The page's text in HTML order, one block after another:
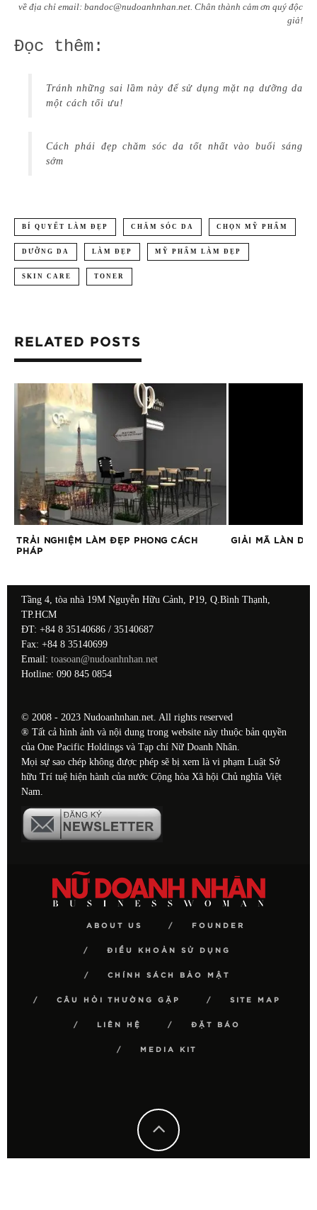
về địa chỉ email: bandoc@nudoanhnhan.net Chân thành cảm ơn quý độc
giả!
Đọc thêm:
Tránh những sai lầm này để sử dụng mặt nạ dưỡng da
một cách tối ưu!
Cách phái đẹp chăm sóc da tốt nhất vào buổi sáng
sớm
BÍ QUYẾT LÀM ĐẸP CHĂM SÓC DA CHỌN MỸ PHẨM
DƯỠNG DA LÀM ĐẸP MỸ PHẨM LÀM ĐẸP
SKIN CARE TONER
RELATED POSTS
TRẢI NGHIỆM LÀM ĐẸP PHONG CÁCH
PHÁP
GIẢI MÃ LÀN DA
Tầng 4, tòa nhà 19M Nguyễn Hữu Cảnh, P19, Q.Bình Thạnh,
TP.HCM
ĐT: +84 8 35140686 / 35140687
Fax: +84 8 35140699
Email: toasoan@nudoanhnhan.net
Hotline: 090 845 0854
© 2008 - 2023 Nudoanhnhan.net. All rights reserved
® Tất cả hình ảnh và nội dung trong website này thuộc bản quyền
của One Pacific Holdings và Tạp chí Nữ Doanh Nhân.
Mọi sự sao chép không được phép sẽ bị xem là vi phạm Luật Sở
hữu Trí tuệ hiện hành của nước Cộng hòa Xã hội Chủ nghĩa Việt
Nam.
ABOUT US FOUNDER
ĐIỀU KHOẢN SỬ DỤNG
CHÍNH SÁCH BẢO MẬT
CÂU HỎI THƯỜNG GẶP SITE MAP
LIÊN HỆ ĐẶT BÁO
MEDIA KIT